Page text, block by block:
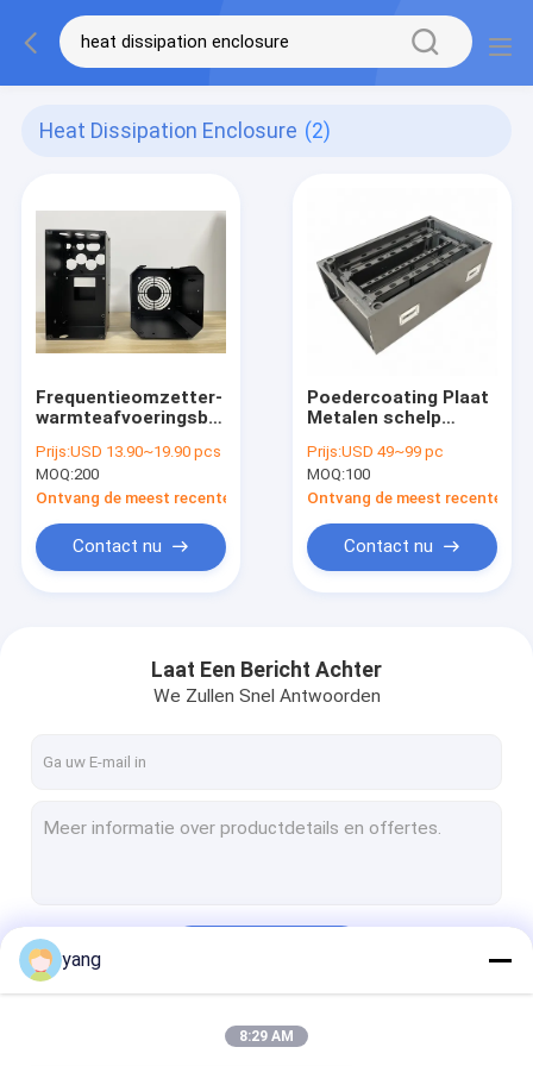
Heat Dissipation Enclosure (2)
Frequentieomzetter-
warmteafvoeringsbehuizing
frequentieomzetmotor
Prijs:USD 13.90~19.90 pcs
MOQ:200
Ontvang de meest recente Prijs
Contact nu
Poedercoating Plaat
Metalen schelp
corrosiebestendigheid
Ja Ideale
beschermende
behuizing voor
energieopslag Cainet
Prijs:USD 49~99 pc
MOQ:100
Ontvang de meest recente
Contact nu
Laat Een Bericht Achter
We Zullen Snel Antwoorden
yang
8:29 AM